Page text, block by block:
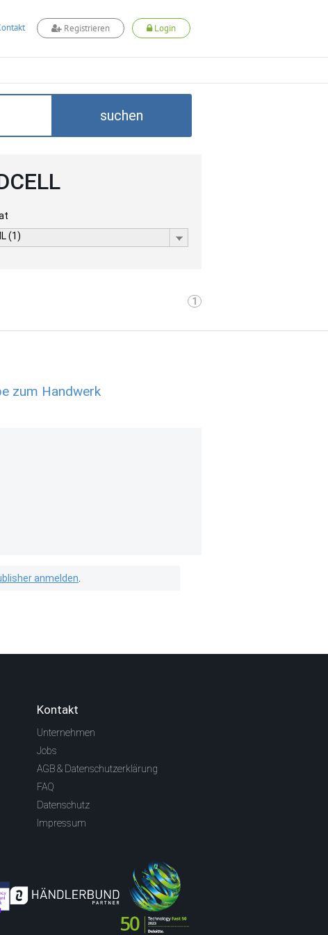
Registrieren Login
suchen
(1)
1
zum Handwerk
anmelden
Kontakt
Unternehmen
Jobs
AGB & Datenschutzerklärung
FAQ
Datenschutz
Impressum